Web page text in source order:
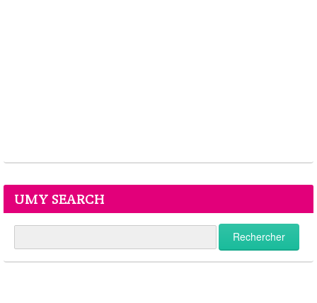
UMY SEARCH